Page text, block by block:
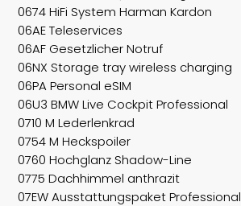
0674 HiFi System Harman Kardon
06AE Teleservices
06AF Gesetzlicher Notruf
06NX Storage tray wireless charging
06PA Personal eSIM
06U3 BMW Live Cockpit Professional
0710 M Lederlenkrad
0754 M Heckspoiler
0760 Hochglanz Shadow-Line
0775 Dachhimmel anthrazit
07EW Ausstattungspaket Professional